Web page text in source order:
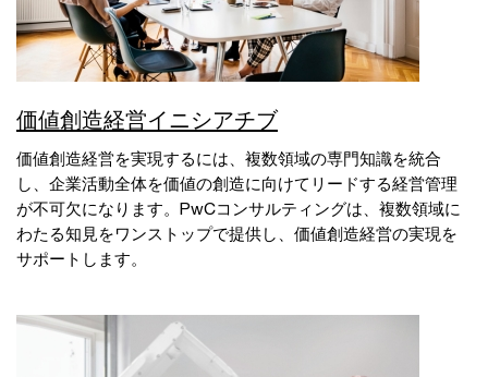
価値創造経営イニシアチブ
価値創造経営を実現するには、複数領域の専門知識を統合
し、企業活動全体を価値の創造に向けてリードする経営管理
が不可欠になります。PwCコンサルティングは、複数領域に
わたる知見をワンストップで提供し、価値創造経営の実現を
サポートします。